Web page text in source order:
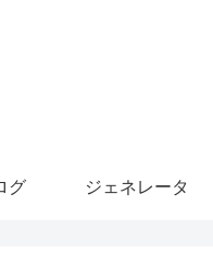
グ ジェネレータ